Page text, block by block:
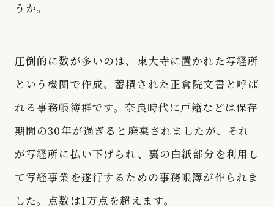
うか。
圧倒的に数が多いのは、東大寺に置かれた写経所
という機関で作成、蓄積された正倉院文書と呼ば
れる事務帳簿群です。奈良時代に戸籍などは保存
期間の30年が過ぎると廃棄されましたが、それ
が写経所に払い下げられ、裏の白紙部分を利用し
て写経事業を遂行するための事務帳簿が作られま
した。点数は1万点を超えます。